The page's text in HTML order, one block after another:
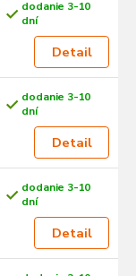
dodanie 3-10
dní
Detail
dodanie 3-10
dní
Detail
dodanie 3-10
dní
Detail